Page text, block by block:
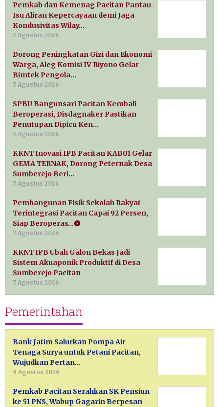
Pemkab dan Kemenag Pacitan Pantau
Isu Aliran Kepercayaan demi Jaga
Kondusivitas Wilay…
7 Agustus 2026
Dorong Peningkatan Gizi dan Ekonomi
Warga, Aleg Komisi IV Riyono Gelar
Bimtek Pengola…
7 Agustus 2026
SPBU Bangunsari Pacitan Kembali
Beroperasi, Disdagnaker Pastikan
Penutupan Dipicu Ken…
7 Agustus 2026
KKNT Inovasi IPB Pacitan KAB01 Gelar
GEMA TERNAK, Dorong Peternak Desa
Sumberejo Beri…
7 Agustus 2026
Pembangunan Fisik Sekolah Rakyat
Terintegrasi Pacitan Capai 92 Persen,
Siap Beroperas…
7 Agustus 2026
KKNT IPB Ubah Galon Bekas Jadi
Sistem Akuaponik Produktif di Desa
Sumberejo Pacitan
7 Agustus 2026
Pemerintahan
Bank Jatim Salurkan Pompa Air
Tenaga Surya untuk Petani Pacitan,
Wujudkan Pertan…
9 Agustus 2026
Pemkab Pacitan Serahkan SK Pensiun
ke 51 PNS, Wabup Gagarin Berpesan